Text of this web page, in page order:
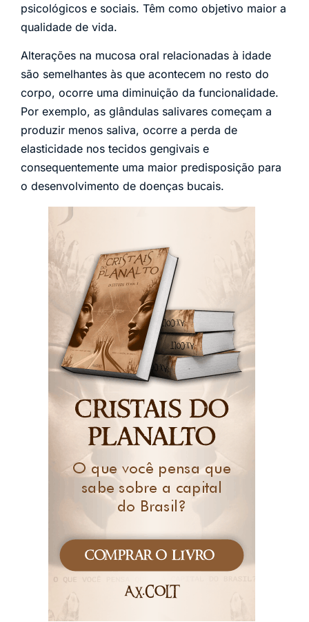
psicológicos e sociais. Têm como objetivo maior a
qualidade de vida.
Alterações na mucosa oral relacionadas à idade
são semelhantes às que acontecem no resto do
corpo, ocorre uma diminuição da funcionalidade.
Por exemplo, as glândulas salivares começam a
produzir menos saliva, ocorre a perda de
elasticidade nos tecidos gengivais e
consequentemente uma maior predisposição para
o desenvolvimento de doenças bucais.